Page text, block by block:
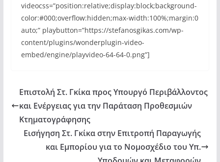
videocss=”position:relative;display:block;background-
color:#000;overflow:hidden;max-width:100%;margin:0
auto;” playbutton=”https://stefanosgikas.com/wp-
content/plugins/wonderplugin-video-
embed/engine/playvideo-64-64-0.png”]
Επιστολή Στ. Γκίκα προς Υπουργό Περιβάλλοντος
και Ενέργειας για την Παράταση Προθεσμιών
Κτηματογράφησης
Εισήγηση Στ. Γκίκα στην Επιτροπή Παραγωγής
και Εμπορίου για το Νομοσχέδιο του Υπ.